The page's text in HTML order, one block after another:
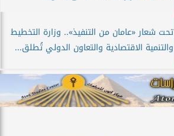
تحت شعار «عامان من التنفيذ».. وزارة التخطيط
والتنمية الاقتصادية والتعاون الدولي تُطلق...